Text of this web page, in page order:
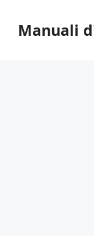
contenuto
Manuali